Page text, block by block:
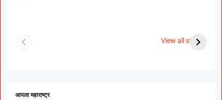
View all stories
पूजा सावंत ने गुपचूप
आपला महाराष्ट्र